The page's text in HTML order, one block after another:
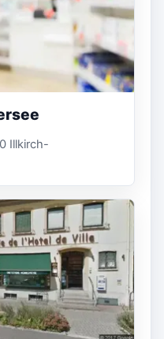
Illkirch-